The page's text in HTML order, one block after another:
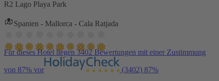
R2 Lago Playa Park
Spanien - Mallorca - Cala Ratjada
Für dieses Hotel liegen 3402 Bewertungen mit einer Zustimmung
von 87% vor (3402) 87%